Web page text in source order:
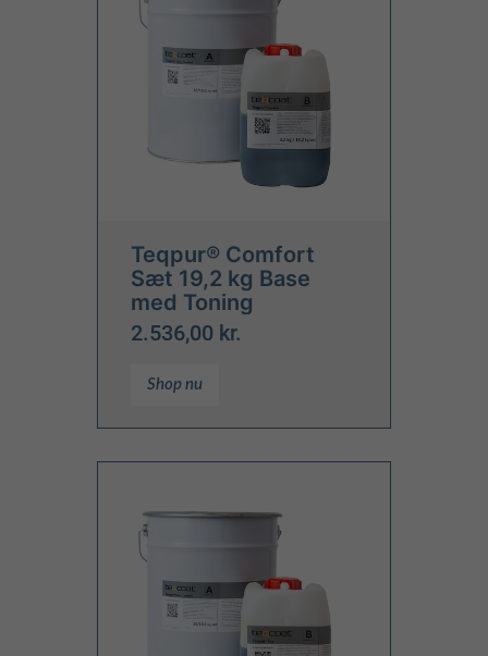
Teqpur® Comfort
Sæt 19,2 kg Base
med Toning
2.536,00 kr.
Shop nu